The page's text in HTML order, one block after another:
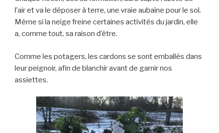
l’air et va le déposer à terre, une vraie aubaine pour le sol.
Même si la neige freine certaines activités du jardin, elle
a, comme tout, sa raison d’être.
Comme les potagers, les cardons se sont emballés dans
leur peignoir, afin de blanchir avant de garnir nos
assiettes.